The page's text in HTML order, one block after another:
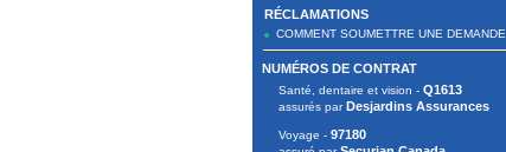
RÉCLAMATIONS
COMMENT SOUMETTRE UNE DEMANDE
NUMÉROS DE CONTRAT
Santé, dentaire et vision - Q1613
assurés parDesjardins Assurances
Voyage - 97180